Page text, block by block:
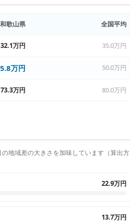
和歌山県 全国平均
32.1万円 35.0万円
万円 50.0万円
73.3万円 80.0万円
地域差の大きさを加味しています（算出方
22.9万円
13.7万円